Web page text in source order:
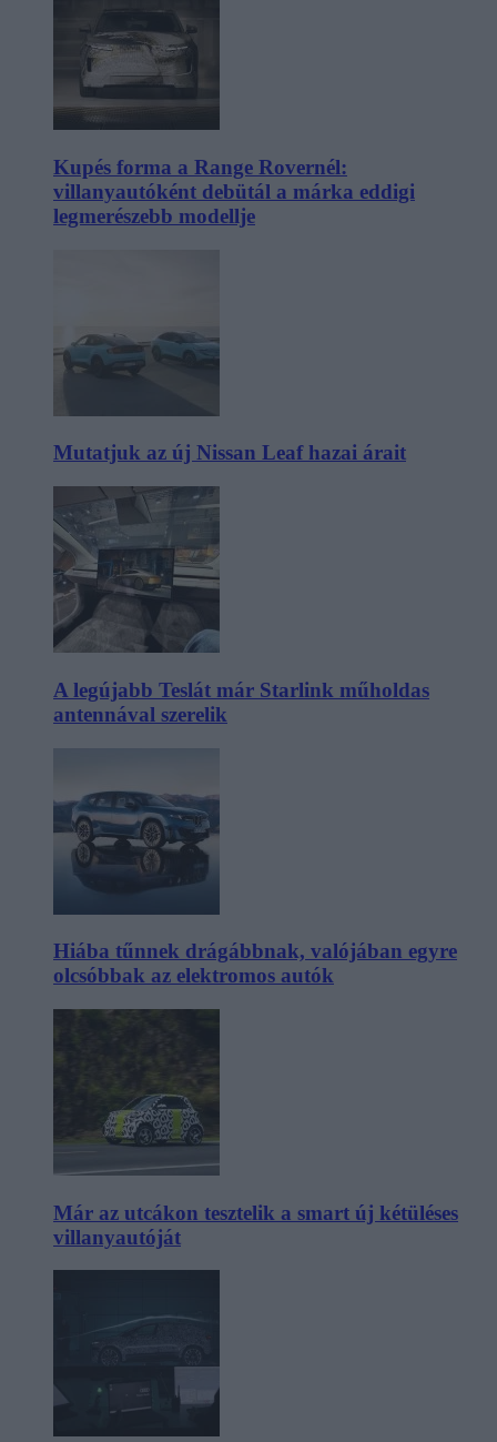
Kupés forma a Range Rovernél:
villanyautóként debütál a márka eddigi
legmerészebb modellje
Mutatjuk az új Nissan Leaf hazai árait
A legújabb Teslát már Starlink műholdas
antennával szerelik
Hiába tűnnek drágábbnak, valójában egyre
olcsóbbak az elektromos autók
Már az utcákon tesztelik a smart új kétüléses
villanyautóját